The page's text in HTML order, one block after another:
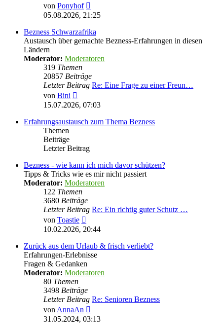
von Ponyhof
Beitrag
05.08.2026, 21:25
Bezness Schwarzafrika
Austausch über gemachte Bezness-Erfahrungen in diesen
Ländern
Moderator: Moderatoren
319 Themen
20857 Beiträge
Letzter Beitrag Re: Eine Frage zu einer Freun…
von Bini
Beitrag
15.07.2026, 07:03
Erfahrungsaustausch zum Thema Bezness
Themen
Beiträge
Letzter Beitrag
Bezness - wie kann ich mich davor schützen?
Tipps & Tricks wie es mir nicht passiert
Moderator: Moderatoren
122 Themen
3680 Beiträge
Letzter Beitrag Re: Ein richtig guter Schutz …
von Toastie
Beitrag
10.02.2026, 20:44
Zurück aus dem Urlaub & frisch verliebt?
Erfahrungen-Erlebnisse
Fragen & Gedanken
Moderator: Moderatoren
80 Themen
3498 Beiträge
Letzter Beitrag Re: Senioren Bezness
von AnnaAn
Beitrag
31.05.2024, 03:13